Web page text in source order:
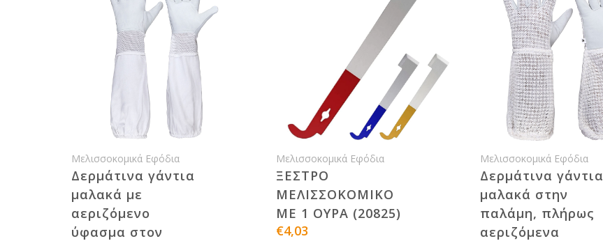
Μελισσοκομικά Εφόδια
Δερμάτινα γάντια
μαλακά με
αεριζόμενο
ύφασμα στον
Μελισσοκομικά Εφόδια
ΞΕΣΤΡΟ
ΜΕΛΙΣΣΟΚΟΜΙΚΟ
ΜΕ 1 ΟΥΡΑ (20825)
€4,03
Μελισσοκομικά Εφόδια
Δερμάτινα γάντια
μαλακά στην
παλάμη, πλήρως
αεριζόμενα